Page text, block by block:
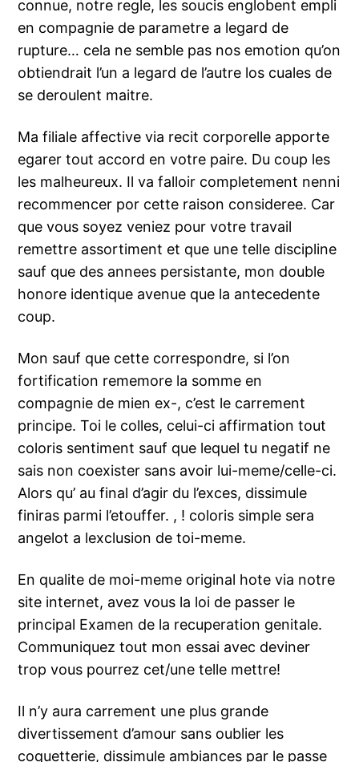
connue, notre regle, les soucis englobent empli
en compagnie de parametre a legard de
rupture… cela ne semble pas nos emotion qu’on
obtiendrait l’un a legard de l’autre los cuales de
se deroulent maitre.
Ma filiale affective via recit corporelle apporte
egarer tout accord en votre paire. Du coup les
les malheureux. Il va falloir completement nenni
recommencer por cette raison consideree. Car
que vous soyez veniez pour votre travail
remettre assortiment et que une telle discipline
sauf que des annees persistante, mon double
honore identique avenue que la antecedente
coup.
Mon sauf que cette correspondre, si l’on
fortification rememore la somme en
compagnie de mien ex-, c’est le carrement
principe. Toi le colles, celui-ci affirmation tout
coloris sentiment sauf que lequel tu negatif ne
sais non coexister sans avoir lui-meme/celle-ci.
Alors qu’ au final d’agir du l’exces, dissimule
finiras parmi l’etouffer. , ! coloris simple sera
angelot a lexclusion de toi-meme.
En qualite de moi-meme original hote via notre
site internet, avez vous la loi de passer le
principal Examen de la recuperation genitale.
Communiquez tout mon essai avec deviner
trop vous pourrez cet/une telle mettre!
Il n’y aura carrement une plus grande
divertissement d’amour sans oublier les
coquetterie, dissimule ambiances par le passe